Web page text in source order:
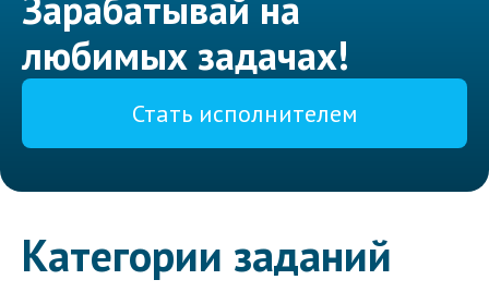
любимых задачах!
Стать исполнителем
Категории заданий